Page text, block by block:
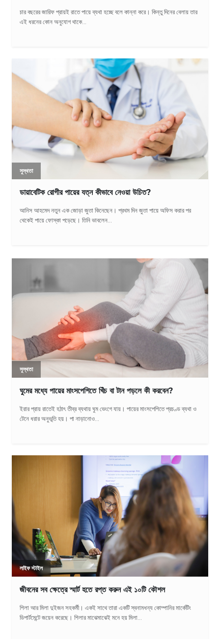
চার বছরের জারিফ প্রায়ই রাতে পায়ে ব্যথা হচ্ছে বলে কান্না করে। কিন্তু দিনের বেলায় তার
এই ধরনের কোন অনুযোগ থাকে...
সুস্থতা
ডায়াবেটিক রোগীর পায়ের যত্ন কীভাবে নেওয়া উচিত?
আনিস আহমেদ নতুন এক জোড়া জুতা কিনেছেন। প্রথম দিন জুতা পায়ে অফিস করার পর
থেকেই পায়ে ফোস্কা পড়েছে। তিনি ভাবলেন...
সুস্থতা
ঘুমের মধ্যে পায়ের মাংসপেশিতে খিঁচ বা টান পড়লে কী করবেন?
ইরার প্রায় রাতেই হঠাৎ তীব্র ব্যথায় ঘুম ভেংগে যায়। পায়ের মাংসপেশিতে প্রচণ্ড ব্যথা ও
টেনে ধরার অনুভূতি হয়। পা নাড়ানোও...
লাইফ স্টাইল
জীবনের সব ক্ষেত্রে স্মার্ট হতে রপ্ত করুন এই ১০টি কৌশল
শিলা আর মিলা দুইজন সহকর্মী। একই সাথে তারা একটি স্বনামধন্য কোম্পানির মার্কেটিং
ডিপার্টমেন্টে জয়েন করেছে। শিলার মাঝেমাঝেই মনে হয় মিলা...